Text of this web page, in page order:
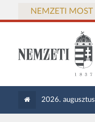
NEMZETI MOST
2026.